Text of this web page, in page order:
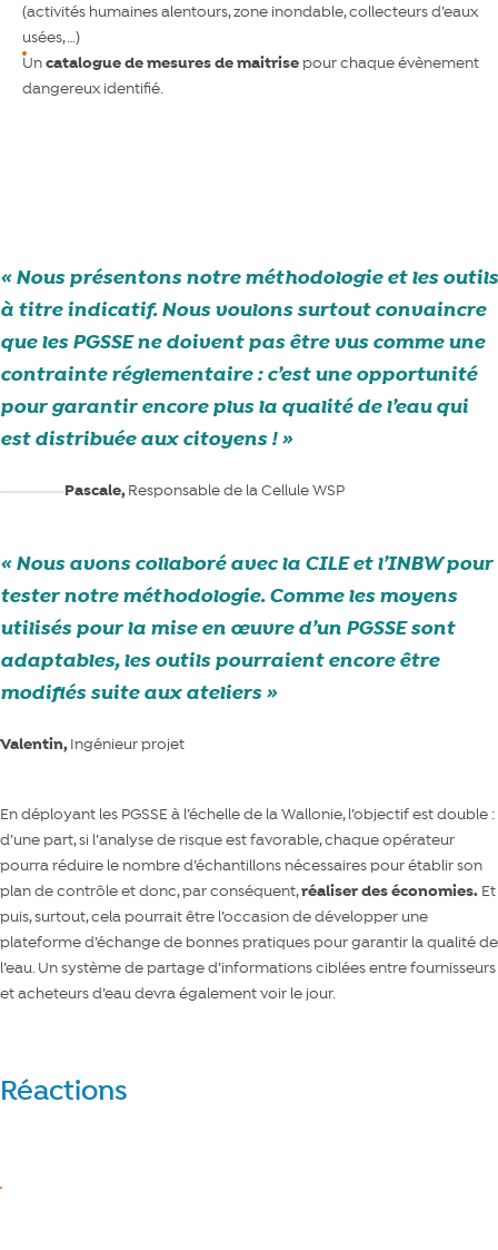
(activités humaines alentours, zone inondable, collecteurs d’eaux
usées, …)
Uncatalogue de mesures de maitrisepour chaque évènement
dangereux identifié.
Nous présentons notre méthodologie et les outils
à titre indicatif. Nous voulons surtout convaincre
que les PGSSE ne doivent pas être vus comme une
contrainte réglementaire : c’est une opportunité
pour garantir encore plus la qualité de l’eau qui
est distribuée aux citoyens !
Pascale,Responsable de la Cellule WSP
Nous avons collaboré avec la CILE et l’INBW pour
tester notre méthodologie. Comme les moyens
utilisés pour la mise en œuvre d’un PGSSE sont
adaptables, les outils pourraient encore être
modifiés suite aux ateliers
Valentin,Ingénieur projet
En déployant les PGSSE à l’échelle de la Wallonie, l’objectif est double :
d’une part, si l’analyse de risque est favorable, chaque opérateur
pourra réduire le nombre d’échantillons nécessaires pour établir son
plan de contrôle et donc, par conséquent,réaliser des économies. Et
puis, surtout, cela pourrait être l’occasion de développer une
plateforme d’échange de bonnes pratiques pour garantir la qualité de
l’eau. Un système de partage d’informations ciblées entre fournisseurs
et acheteurs d’eau devra également voir le jour.
Réactions